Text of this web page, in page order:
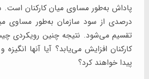
پاداش به‌طور مساوی میان کارکنان است.
درصدی از سود سازمان به‌طور مساوی
تقسیم می‌شود. نتیجه چنین رویکردی
کارکنان افزایش می‌یابد؟ آیا آنها
پیدا خواهند کرد؟